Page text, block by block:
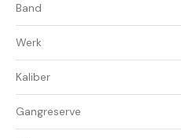
Band
Werk
Kaliber
Gangreserve